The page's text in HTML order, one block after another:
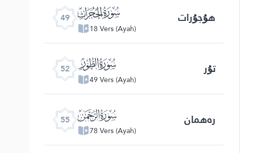
49 ﯞ
18 Vers (Ayah)
ھۇجۇرات
52 ﯡ
49 Vers (Ayah)
تۇر
55 ﯤ
78 Vers (Ayah)
رەھمان